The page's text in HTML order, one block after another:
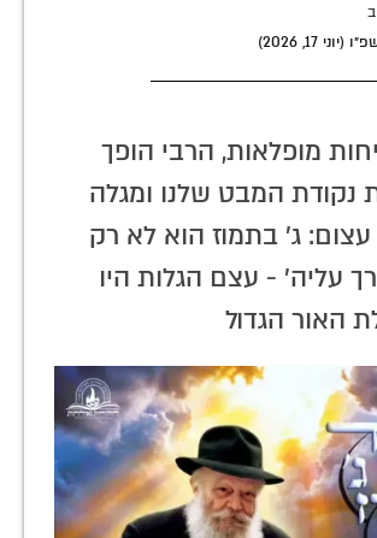
17, 2026)
מופלאות, הרבי הופך
נקודת המבט שלנו ומגלה
עצום: ג' בתמוז הוא לא רק
עליה' - עצם הגלות היו
האור הגדול